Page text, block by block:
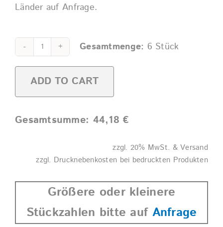
Länder auf Anfrage.
Gesamtsumme: 44,18€
Bierkrug
classic
0,3l
SAN
glasklar
Karton
Gesamtmenge: 6 Stück
ADD TO CART
Alternative:
zzgl. 20% MwSt. & Versand
zzgl. Drucknebenkosten bei bedruckten Produkten
Größere oder kleinere
Stückzahlen bitte auf Anfrage